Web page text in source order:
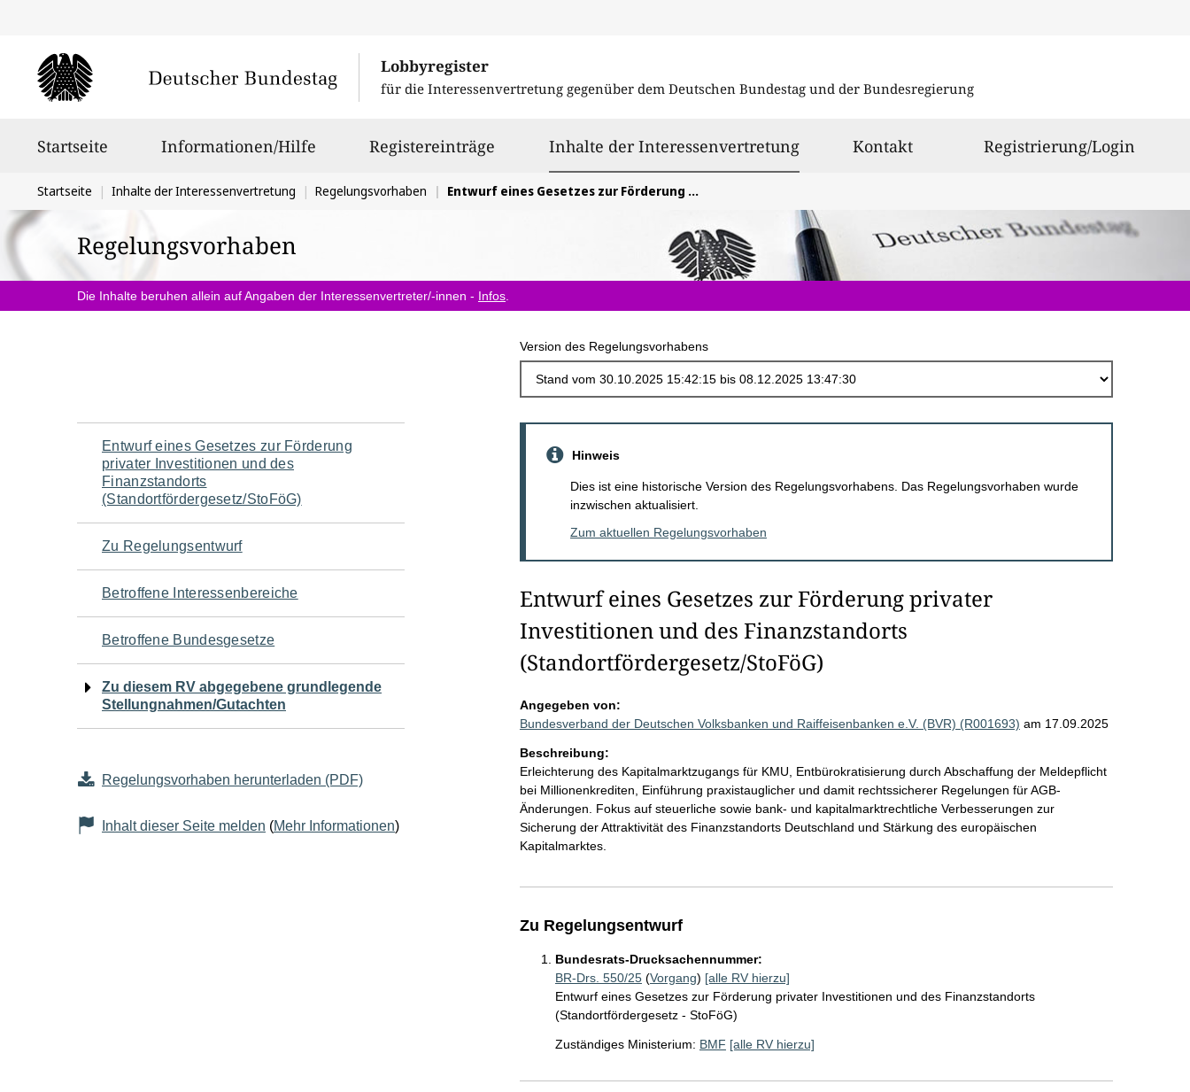
Lobbyregister
für die Interessenvertretung gegenüber dem Deutschen Bundestag und der Bundesregierung
Startseite Informationen/Hilfe Registereinträge Inhalte der Interessenvertretungausgewählt
Kontakt Registrierung/Login
Sie
befinden
sich
hier:
Startseite Inhalte der Interessenvertretung Regelungsvorhaben Entwurf eines Gesetzes zur Förderung privater Investitionen und des Finanzstandorts (Standortfördergesetz/StoFöG)
Regelungsvorhaben
Die Inhalte beruhen allein auf Angaben der Interessenvertreter/-innen - Infos
Version des Regelungsvorhabens
Navigation
für
den
Seiteninhalt
Entwurf eines Gesetzes zur Förderung
privater Investitionen und des
Finanzstandorts
(Standortfördergesetz/StoFöG)
Zu Regelungsentwurf
Betroffene Interessenbereiche
Betroffene Bundesgesetze
Zu diesem RV abgegebene grundlegende
Stellungnahmen/Gutachten
Regelungsvorhaben herunterladen (PDF)
Inhalt dieser Seite melden (Mehr Informationen)
Hinweis
Dies ist eine historische Version des Regelungsvorhabens. Das Regelungsvorhaben wurde
inzwischen aktualisiert.
Zum aktuellen Regelungsvorhaben
Entwurf eines Gesetzes zur Förderung privater
Investitionen und des Finanzstandorts
(Standortfördergesetz/StoFöG)
Angegeben von:
Bundesverband der Deutschen Volksbanken und Raiffeisenbanken e.V. (BVR) (R001693) am 17.09.2025
Beschreibung:
Erleichterung des Kapitalmarktzugangs für KMU, Entbürokratisierung durch Abschaffung der Meldepflicht
bei Millionenkrediten, Einführung praxistauglicher und damit rechtssicherer Regelungen für AGB-
Änderungen. Fokus auf steuerliche sowie bank- und kapitalmarktrechtliche Verbesserungen zur
Sicherung der Attraktivität des Finanzstandorts Deutschland und Stärkung des europäischen
Kapitalmarktes.
Zu Regelungsentwurf
Bundesrats-Drucksachennummer:
BR-Drs. 550/25(Vorgang) [alle RV hierzu]
Entwurf eines Gesetzes zur Förderung privater Investitionen und des Finanzstandorts
(Standortfördergesetz - StoFöG)
Zuständiges Ministerium: BMF [alle RV hierzu]